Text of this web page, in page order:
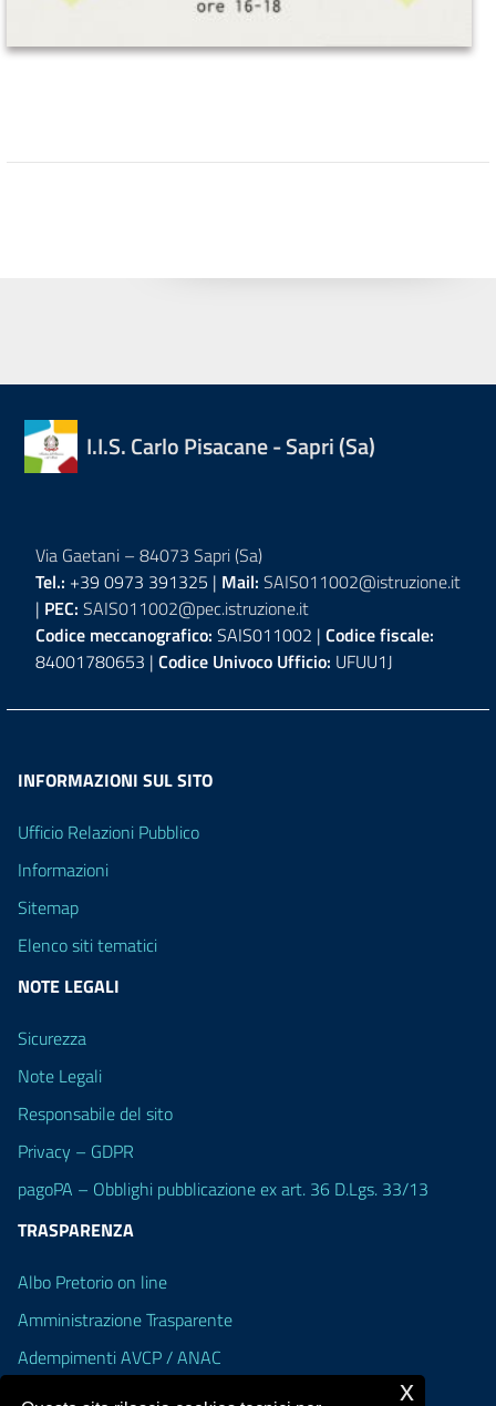
I.I.S. Carlo Pisacane - Sapri (Sa)
Via Gaetani – 84073 Sapri (Sa)
Tel.: +39 0973 391325 | Mail: SAIS011002@istruzione.it
| PEC: SAIS011002@pec.istruzione.it
Codice meccanografico: SAIS011002 | Codice fiscale:
84001780653 | Codice Univoco Ufficio: UFUU1J
INFORMAZIONI SUL SITO
Ufficio Relazioni Pubblico
Informazioni
Sitemap
Elenco siti tematici
NOTE LEGALI
Sicurezza
Note Legali
Responsabile del sito
Privacy – GDPR
pagoPA – Obblighi pubblicazione ex art. 36 D.Lgs. 33/13
TRASPARENZA
Albo Pretorio on line
Amministrazione Trasparente
Adempimenti AVCP / ANAC
x